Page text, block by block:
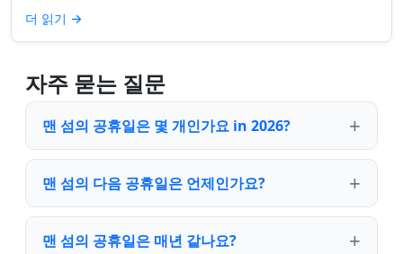
하지 않을 수 있습니다. 거주...
더 읽기 →
자주 묻는 질문
맨 섬의 공휴일은 몇 개인가요 in 2026?
맨 섬의 다음 공휴일은 언제인가요?
맨 섬의 공휴일은 매년 같나요?